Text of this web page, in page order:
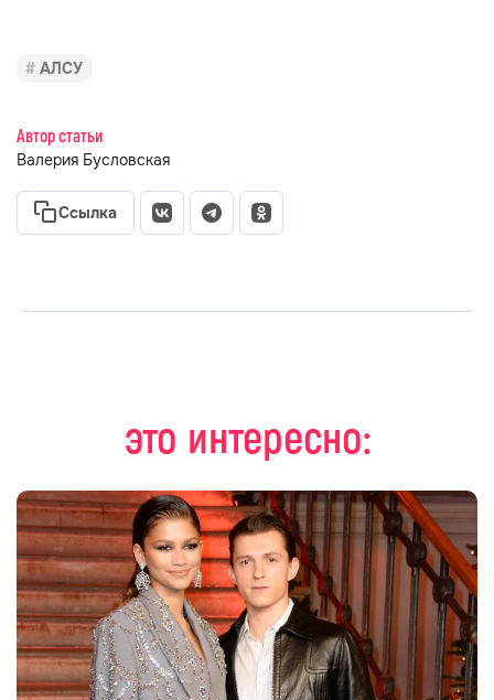
АЛСУ
Автор статьи
Валерия Бусловская
Ссылка
это интересно: